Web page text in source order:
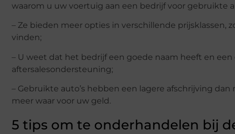
waarom u uw voertuig aan een bedrijf voor gebruikte
– Ze bieden meer opties in verschillende
vinden;
– U weet dat het bedrijf een goede naam heeft en
aftersalesondersteuning;
– Gebruikte auto’s hebben een lagere afschrijving
meer waar voor uw geld.
5 tips om te onderhandelen bij